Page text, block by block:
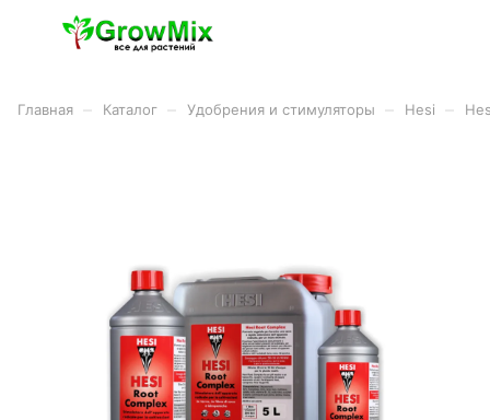
Главная Каталог Удобрения и стимуляторы Hesi